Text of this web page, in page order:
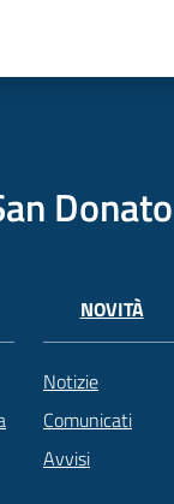
NOVITÀ
Notizie
Comunicati
Avvisi